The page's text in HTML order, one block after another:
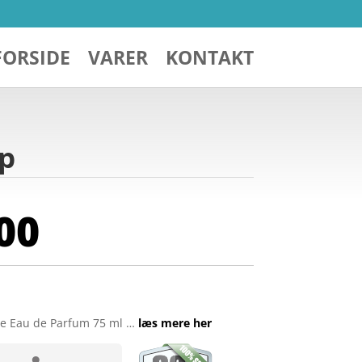
VARER KONTAKT
Eau de Parfum 75 ml … læs mere her